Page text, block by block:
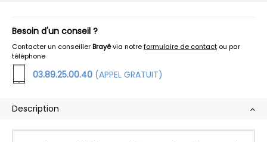
Besoin d'un conseil ?
Contacter un conseillerBrayévia notreformulaire de contact ou par
téléphone
03.89.25.00.40 (APPEL GRATUIT)
Description